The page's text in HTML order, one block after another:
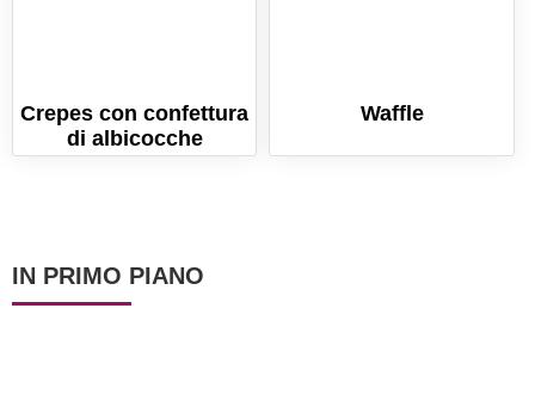
Crepes con confettura
di albicocche
Waffle
IN PRIMO PIANO